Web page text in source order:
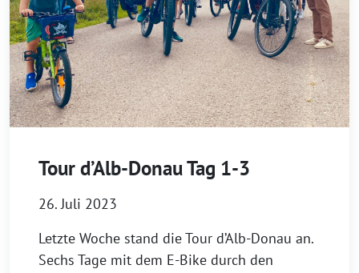
Tour d’Alb-Donau Tag 1-3
26. Juli 2023
Letzte Woche stand die Tour d’Alb-Donau an.
Sechs Tage mit dem E-Bike durch den